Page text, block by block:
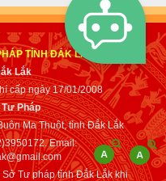
TỈNH ĐẮK LẮK
Lắk
cấp ngày 17/01/2008
Pháp
Ma Thuột, tỉnh Đắk Lắk
Email:
Tư pháp tỉnh Đắk Lắk khi